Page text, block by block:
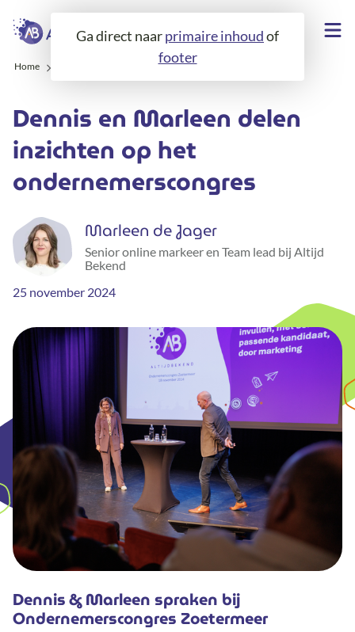
Ga direct naarprimaire inhoudof
footer
Home
Dennis en Marleen delen
inzichten op het
ondernemerscongres
Marleen de Jager
Senior online markeer en Team lead bij Altijd
Bekend
25 november 2024
Dennis & Marleen spraken bij
Ondernemerscongres Zoetermeer